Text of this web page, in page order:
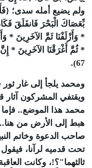
ولم يضيع أمله سدى؛
بِّعَصَاكَ الْبَحْرَ فَانفَلَقَ
* وَأَزْلَفْنَا ثَمَّ الآخَرِينَ
67).
ومحمد يلجأ إلى غار
ويقتفي المشركون آثار
محمد هذا الموضع..
هبط إلى الأرض من
صاحب الدعوة وخاتم
تحت قدميه لرآنا، فيقول
ثالثهما"؟!، وكانت